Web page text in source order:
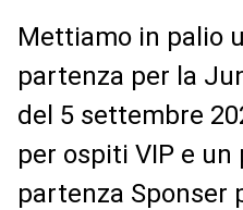
Mettiamo in palio
partenza per la
del 5 settembre
per ospiti VIP e
partenza Sponser